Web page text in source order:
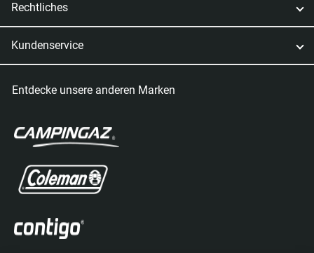
Rechtliches
Kundenservice
Entdecke unsere anderen Marken